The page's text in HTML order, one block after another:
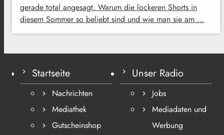
gerade total angesagt. Warum die lockeren Shorts in
diesem Sommer so beliebt sind und wie man sie am …
Startseite
Nachrichten
Mediathek
Gutscheinshop
Unser Radio
Jobs
Mediadaten und
Werbung